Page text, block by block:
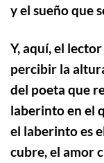
y el sueño que
Y, aquí, el
percibir la
del poeta que
laberinto en el
el laberinto es
cubre, el amor